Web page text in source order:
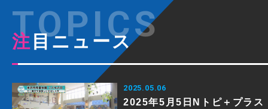
注目ニュース
2025.05.06
2025年5月5日Nトピ＋プラス